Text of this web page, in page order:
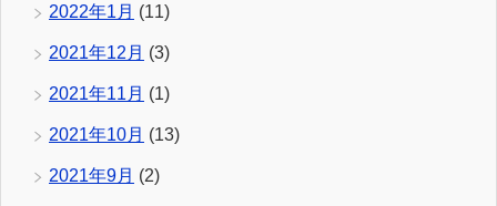
2022年1月 (11)
2021年12月 (3)
2021年11月 (1)
2021年10月 (13)
2021年9月 (2)